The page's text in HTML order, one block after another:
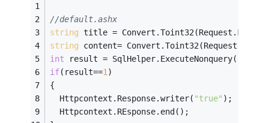
//default.ashx
string title = Convert.Toint32(Request.Form[
string content= Convert.Toint32(Request.Form[
int result = SqlHelper.ExecuteNonquery(
if(result==1)
{
  Httpcontext.Response.writer(
"true" );
  Httpcontext.REsponse.end();